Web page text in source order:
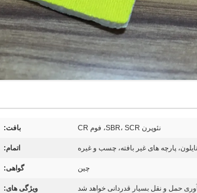
نئوپرن SBR، SCR، فوم CR بافت:
پارچه های غیر بافته، چسب و غیره اتمام:
چین گواهی:
حمل و نقل بسیار قدردانی خواهد شد ویژگی های: